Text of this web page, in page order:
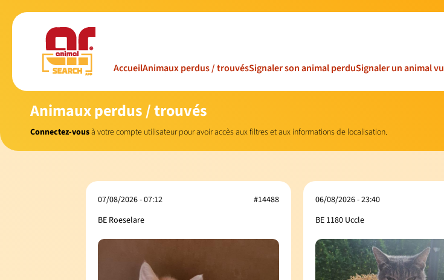
AccueilAnimaux perdus / trouvésSignaler son animal perduSignaler un animal vu
Animaux perdus / trouvés
Connectez-vousà votre compte utilisateur pour avoir accès aux filtres et aux informations de localisation.
07/08/2026 - 07:12
BE Roeselare
#14488
06/08/2026 - 23:40
BE 1180 Uccle